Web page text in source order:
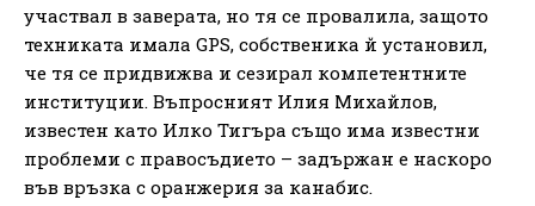
участвал в заверата, но тя се провалила, защото
техниката имала GPS, собственика й установил,
че тя се придвижва и сезирал компетентните
институции. Въпросният Илия Михайлов,
известен като Илко Тигъра също има известни
проблеми с правосъдието – задържан е наскоро
във връзка с оранжерия за канабис.